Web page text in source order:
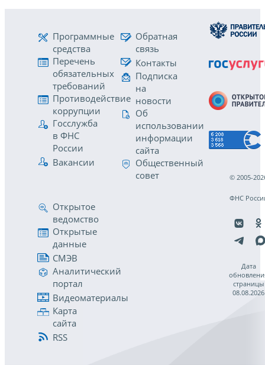
Программные
средства
Перечень
обязательных
требований
Противодействие
коррупции
Госслужба
в ФНС
России
Вакансии
Обратная
связь
Контакты
Подписка
на
новости
Об
использовании
информации
сайта
Общественный
совет
Открытое
ведомство
Открытые
данные
СМЭВ
Аналитический
портал
Видеоматериалы
Карта
сайта
RSS
© 2005-
ФНС
Дата
страницы
08.08.2026